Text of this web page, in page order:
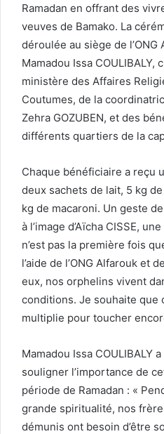
Ramadan en offrant des
veuves de Bamako. La
déroulée au siège de
Mamadou Issa COULIBALY,
ministère des Affaires
Coutumes, de la
Zehra GOZUBEN, et des
différents quartiers de la
Chaque bénéficiaire a reçu
deux sachets de lait, 5 kg
kg de macaroni. Un geste
à l’image d’Aïcha CISSE,
n’est pas la première fois
l’aide de l’ONG Alfarouk et
eux, nos orphelins vivent
conditions. Je souhaite que
multiplie pour toucher
Mamadou Issa COULIBALY
souligner l’importance de
période de Ramadan : «
grande spiritualité, nos
démunis ont besoin d’être